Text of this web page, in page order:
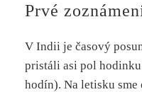
Prvé
V Indii je časový
pristáli asi pol
hodín). Na letisku